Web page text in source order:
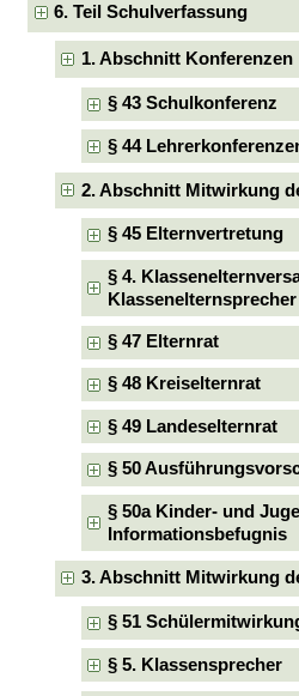
6. Teil Schulverfassung
1. Abschnitt Konferenzen
§ 43 Schulkonferenz
§ 44
2. Abschnitt Mitwirkung
§ 45 Elternvertretung
§ 4.
Klassenelternsprecher
§ 47 Elternrat
§ 48 Kreiselternrat
§ 49 Landeselternrat
§ 50
§ 50a Kinder- und
Informationsbefugnis
3. Abschnitt Mitwirkung
§ 51
§ 5. Klassensprecher